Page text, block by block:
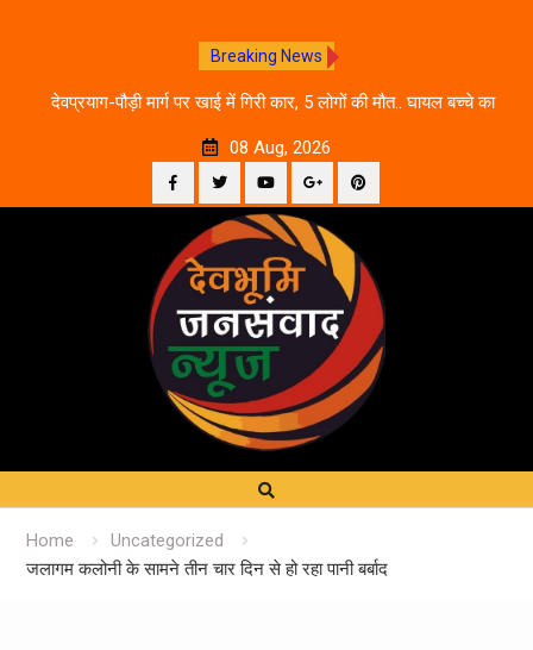
Breaking News
देवप्रयाग-पौड़ी मार्ग पर खाई में गिरी कार, 5 लोगों की मौत.. घायल बच्चे का
08 Aug, 2026
Facebook
TwitterYouTubePlus
Google
Home
Uncategorized
जलागम कलोनी के सामने तीन चार दिन से हो रहा पानी बर्बाद